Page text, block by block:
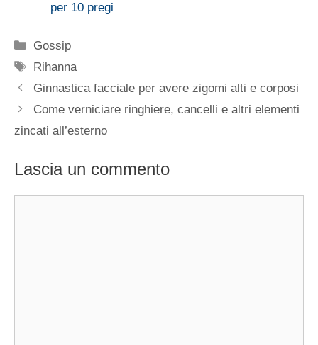
per 10 pregi
Categorie
Gossip
Tag
Rihanna
Ginnastica facciale per avere zigomi alti e corposi
Come verniciare ringhiere, cancelli e altri elementi
zincati all’esterno
Lascia un commento